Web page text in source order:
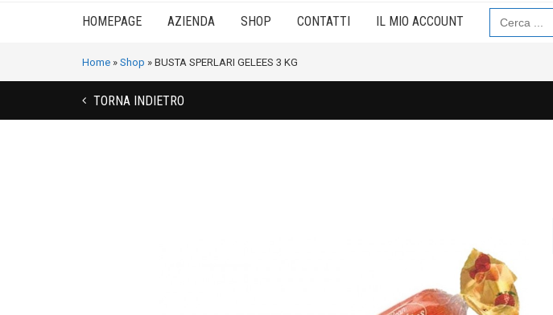
HOMEPAGE AZIENDA SHOP CONTATTI IL MIO ACCOUNT
Search
for:
Home » Shop » BUSTA SPERLARI GELEES 3 KG
TORNA INDIETRO